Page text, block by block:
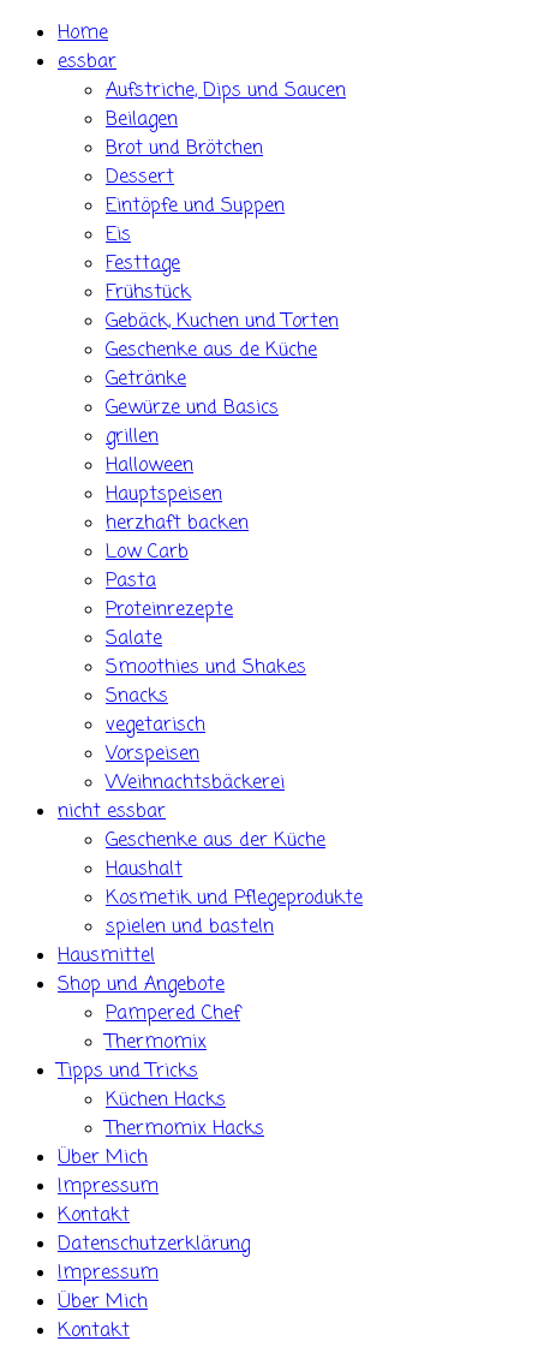
Skip Home
essbar
Aufstriche, Dips und Saucen
Beilagen
Brot und Brötchen
Dessert
Eintöpfe und Suppen
Eis
Festtage
Frühstück
Gebäck, Kuchen und Torten
Geschenke aus de Küche
Getränke
Gewürze und Basics
grillen
Halloween
Hauptspeisen
herzhaft backen
Low Carb
Pasta
Proteinrezepte
Salate
Smoothies und Shakes
Snacks
vegetarisch
Vorspeisen
Weihnachtsbäckerei
nicht essbar
Geschenke aus der Küche
Haushalt
Kosmetik und Pflegeprodukte
spielen und basteln
Hausmittel
Shop und Angebote
Pampered Chef
Thermomix
Tipps und Tricks
Küchen Hacks
Thermomix Hacks
Über Mich
Impressum
Kontakt
Datenschutzerklärung
Impressum
Über Mich
Kontakt